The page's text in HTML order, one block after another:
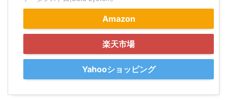
Amazon
楽天市場
Yahooショッピング